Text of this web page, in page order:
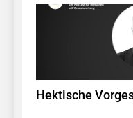
Hektische